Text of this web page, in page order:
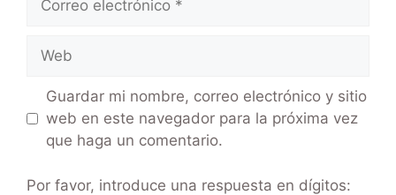
Guardar mi nombre, correo electrónico y sitio
web en este navegador para la próxima vez
que haga un comentario.
Por favor, introduce una respuesta en dígitos: